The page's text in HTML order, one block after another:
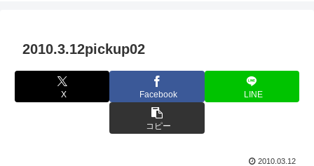
2010.3.12pickup02
X Facebook LINE
コピー
2010.03.12